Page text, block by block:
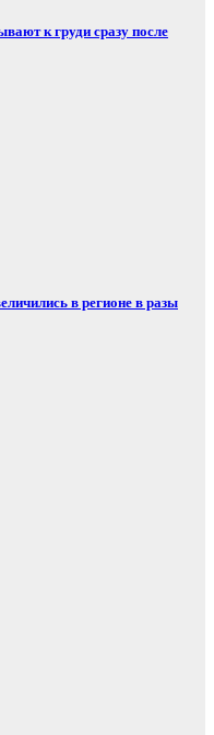
к груди сразу после
в регионе в разы